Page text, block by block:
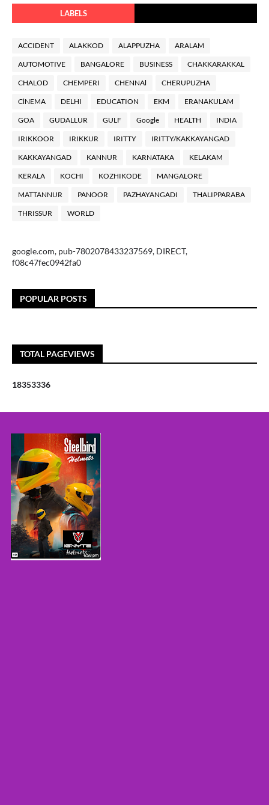
LABELS
ACCIDENT ALAKKOD ALAPPUZHA ARALAM
AUTOMOTIVE BANGALORE BUSINESS CHAKKARAKKAL
CHALOD CHEMPERI CHENNAl CHERUPUZHA
ClNEMA DELHI EDUCATION EKM ERANAKULAM
GOA GUDALLUR GULF Google HEALTH INDIA
IRIKKOOR IRIKKUR IRITTY IRITTY/KAKKAYANGAD
KAKKAYANGAD KANNUR KARNATAKA KELAKAM
KERALA KOCHI KOZHIKODE MANGALORE
MATTANNUR PANOOR PAZHAYANGADI THALIPPARABA
THRISSUR WORLD
google.com, pub-7802078433237569, DIRECT,
f08c47fec0942fa0
POPULAR POSTS
TOTAL PAGEVIEWS
18353336